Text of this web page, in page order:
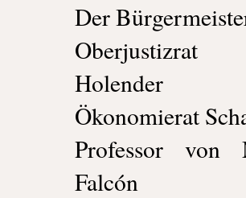
Der
Oberjustizrat
Holender
Ökonomierat
Professor von
Falcón